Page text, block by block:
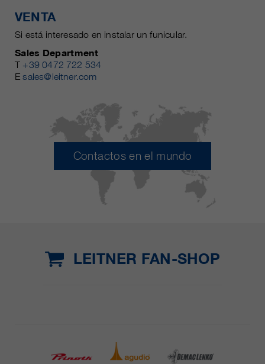
VENTA
Si está interesado en instalar un funicular.
Sales Department
T +39 0472 722 534
Esales@leitner.com
Contactos en el mundo
LEITNER FAN-SHOP